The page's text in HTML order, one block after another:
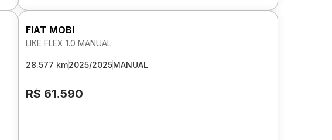
FIAT MOBI
LIKE FLEX 1.0 MANUAL
28.577 km2025/2025MANUAL
R$ 61.590